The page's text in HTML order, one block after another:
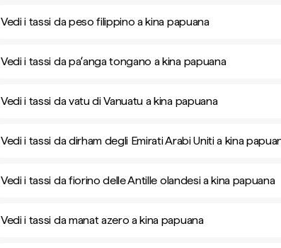
Vedi i tassi da peso filippino a kina papuana
Vedi i tassi da paʻanga tongano a kina papuana
Vedi i tassi da vatu di Vanuatu a kina papuana
Vedi i tassi da dirham degli Emirati Arabi Uniti a kina
Vedi i tassi da fiorino delle Antille olandesi a kina papuana
Vedi i tassi da manat azero a kina papuana